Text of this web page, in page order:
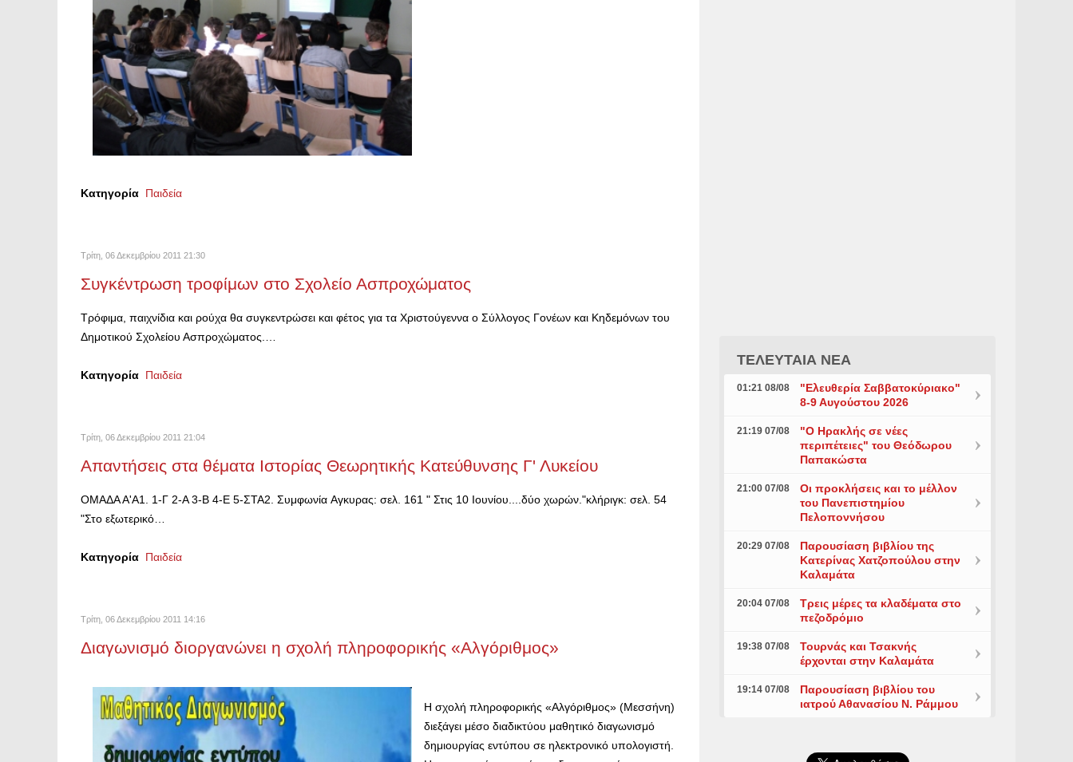
Κατηγορία Παιδεία
Τρίτη, 06 Δεκεμβρίου 2011 21:30
Συγκέντρωση τροφίμων στο Σχολείο Ασπροχώματος
Τρόφιμα, παιχνίδια και ρούχα θα συγκεντρώσει και φέτος για τα Χριστούγεννα ο Σύλλογος Γονέων και Κηδεμόνων του
Δημοτικού Σχολείου Ασπροχώματος.…
Κατηγορία Παιδεία
Τρίτη, 06 Δεκεμβρίου 2011 21:04
Απαντήσεις στα θέματα Ιστορίας Θεωρητικής Κατεύθυνσης Γ' Λυκείου
ΟΜΑΔΑ Α'Α1. 1-Γ 2-Α 3-Β 4-Ε 5-ΣΤΑ2. Συμφωνία Aγκυρας: σελ. 161 " Στις 10 Ιουνίου....δύο χωρών."κλήριγκ: σελ. 54
"Στο εξωτερικό…
Κατηγορία Παιδεία
Τρίτη, 06 Δεκεμβρίου 2011 14:16
Διαγωνισμό διοργανώνει η σχολή πληροφορικής «Αλγόριθμος»
Η σχολή πληροφορικής «Αλγόριθμος» (Μεσσήνη)
διεξάγει μέσο διαδικτύου μαθητικό διαγωνισμό
δημιουργίας εντύπου σε ηλεκτρονικό υπολογιστή.
ΤΕΛΕΥΤΑΙΑ ΝΕΑ
01:21 08/08
"Ελευθερία Σαββατοκύριακο"
8-9 Αυγούστου 2026
21:19 07/08
"Ο Ηρακλής σε νέες
περιπέτειες" του Θεόδωρου
Παπακώστα
21:00 07/08
Οι προκλήσεις και το μέλλον
του Πανεπιστημίου
Πελοποννήσου
20:29 07/08
Παρουσίαση βιβλίου της
Κατερίνας Χατζοπούλου στην
Καλαμάτα
20:04 07/08
Τρεις μέρες τα κλαδέματα στο
πεζοδρόμιο
19:38 07/08
Τουρνάς και Τσακνής
έρχονται στην Καλαμάτα
19:14 07/08
Παρουσίαση βιβλίου του
ιατρού Αθανασίου Ν. Ράμμου